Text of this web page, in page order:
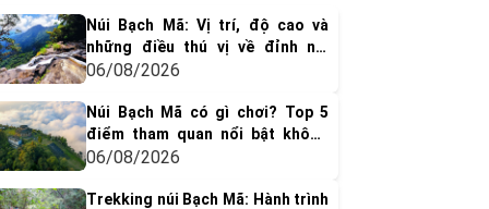
Núi Bạch Mã: Vị trí, độ cao và
những điều thú vị về đỉnh núi
huyền thoại xứ Huế
06/08/2026
Núi Bạch Mã có gì chơi? Top 5
điểm tham quan nổi bật không
thể bỏ qua
06/08/2026
Trekking núi Bạch Mã: Hành trình